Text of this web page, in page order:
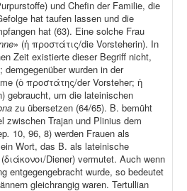
und Chefin der Familie, die
hat taufen lassen und die
hat (63). Eine solche Frau
» (ἡ προστάτις/die Vorsteherin). In
Zeit existierte dieser Begriff nicht,
wurden in der
(ὁ προστάτης/der Vorsteher; ἡ
gebraucht, um die lateinischen
zu übersetzen (64/65). B. bemüht
zwischen Trajan und Plinius dem
. 10, 96, 8) werden Frauen als
Wort, das B. als lateinische
(διάκονοι/Diener) vermutet. Auch wenn
entgegengebracht wurde, so bedeutet
gleichrangig waren. Tertullian